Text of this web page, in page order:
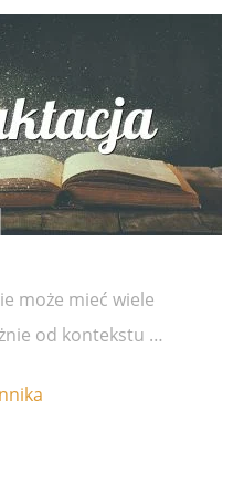
może mieć wiele
od kontekstu …